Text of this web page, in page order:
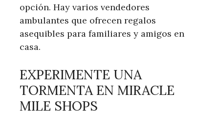
opción. Hay varios vendedores
ambulantes que ofrecen regalos
asequibles para familiares y amigos en
casa.
EXPERIMENTE UNA
TORMENTA EN MIRACLE
MILE SHOPS